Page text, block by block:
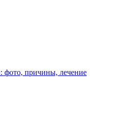
причины, лечение